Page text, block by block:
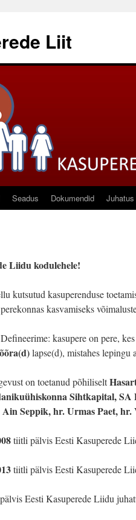
Liit
Seadus Dokumendid Juhatus
Liidu kodulehele!
kutsutud kasuperenduse
kasvamiseks
kasupere on pere,
lapse(d), mistahes lepingu
on toetanud põhiliselt
Sihtkapital, SA
Seppik, hr. Urmas Paet,
tiitli pälvis Eesti Kasuperede
tiitli pälvis Eesti Kasuperede
Eesti Kasuperede Liidu